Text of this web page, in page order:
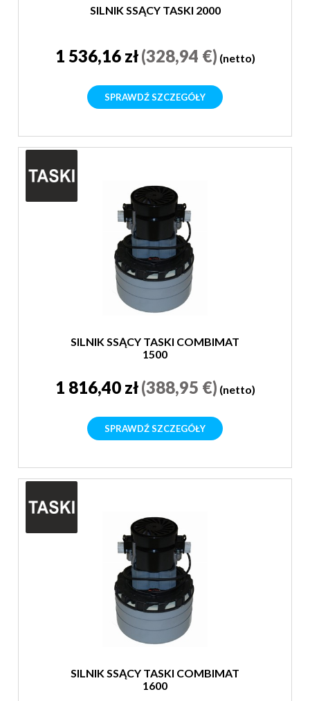
SILNIK SSĄCY TASKI 2000
1 536,16 zł(328,94 €) (netto)
SPRAWDŹ SZCZEGÓŁY
SILNIK SSĄCY TASKI COMBIMAT
1500
1 816,40 zł(388,95 €) (netto)
SPRAWDŹ SZCZEGÓŁY
SILNIK SSĄCY TASKI COMBIMAT
1600